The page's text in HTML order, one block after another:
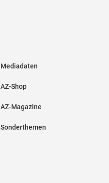
Mediadaten
AZ-Shop
AZ-Magazine
Sonderthemen